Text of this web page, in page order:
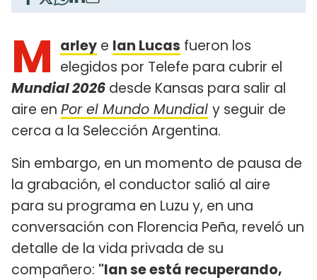
M arley e Ian Lucas fueron los
elegidos por Telefe para cubrir el
Mundial 2026 desde Kansas para salir al
aire en Por el Mundo Mundial y seguir de
cerca a la Selección Argentina.
Sin embargo, en un momento de pausa de
la grabación, el conductor salió al aire
para su programa en Luzu y, en una
conversación con Florencia Peña, reveló un
detalle de la vida privada de su
compañero: "Ian se está recuperando,